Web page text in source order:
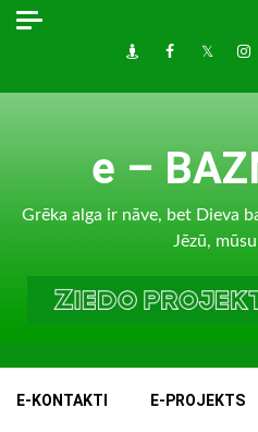
Skip
DraugiemFacebook
Twitter
e –
Grēka alga ir nāve, bet Dieva
Jēzū,
E-KONTAKTI E-PROJEKTS